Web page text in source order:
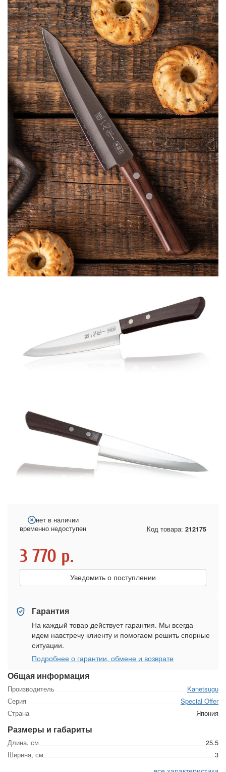
Общая информация
Производитель
Kanetsugu
Серия
Special Offer
Страна
Япония
Размеры и габариты
Длина, см
25.5
Ширина, см
3
нет в наличии
временно недоступен
Код товара: 212175
3 770 р.
Уведомить о поступлении
Гарантия
На каждый товар действует гарантия. Мы всегда
идем навстречу клиенту и помогаем решить спорные
ситуации.
Подробнее о гарантии, обмене и возврате